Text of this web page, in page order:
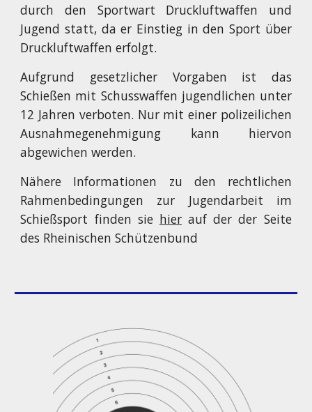
durch den Sportwart Druckluftwaffen und
Jugend statt, da er Einstieg in den Sport über
Druckluftwaffen erfolgt.
Aufgrund gesetzlicher Vorgaben ist das
Schießen mit Schusswaffen jugendlichen unter
12 Jahren verboten. Nur mit einer polizeilichen
Ausnahmegenehmigung kann hiervon
abgewichen werden.
Nähere Informationen zu den rechtlichen
Rahmenbedingungen zur Jugendarbeit im
Schießsport finden sie hierauf der der Seite
des Rheinischen Schützenbund